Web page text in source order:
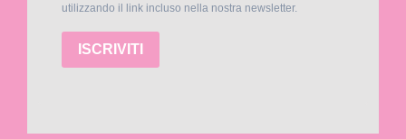
utilizzando il link incluso nella nostra newsletter.
ISCRIVITI